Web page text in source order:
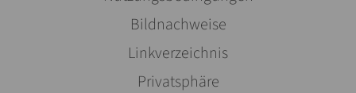
Bildnachweise
Linkverzeichnis
Privatsphäre